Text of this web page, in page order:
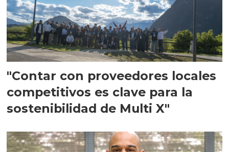
"Contar con proveedores locales
competitivos es clave para la
sostenibilidad de Multi X"